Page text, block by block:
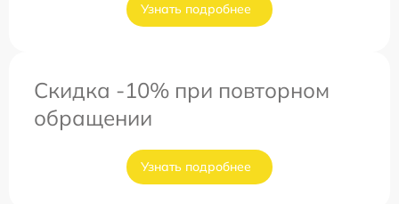
Узнать подробнее
Скидка -10% при повторном
обращении
Узнать подробнее